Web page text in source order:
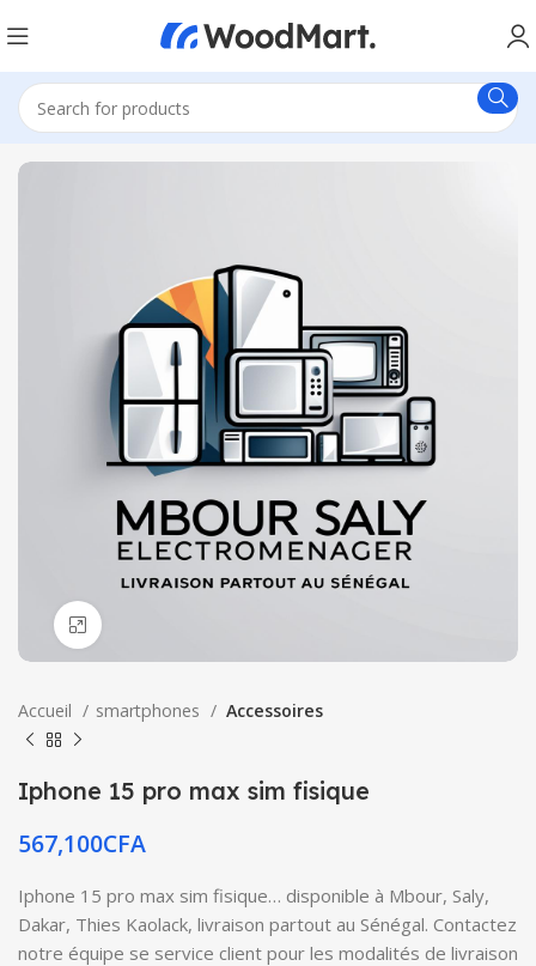
Accueil smartphones Accessoires
Iphone 15 pro max sim fisique
567,100CFA
Iphone 15 pro max sim fisique… disponible à Mbour, Saly,
Dakar, Thies Kaolack, livraison partout au Sénégal. Contactez
notre équipe se service client pour les modalités de livraison